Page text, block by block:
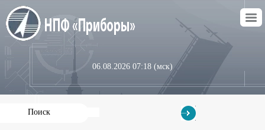
06.08.2026 07:18 (мск)